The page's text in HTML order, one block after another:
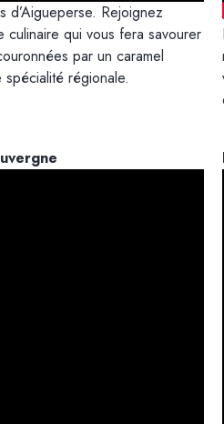
Rejoignez
qui vous fera savourer
par un caramel
régionale.